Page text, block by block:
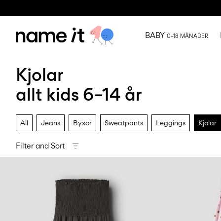
BABY 0–18 MÅNADER
Kjolar
allt kids 6–14 år
All Jeans Byxor Sweatpants Leggings Kjolar
Filter and Sort